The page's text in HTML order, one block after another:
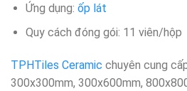
Ứng dụng: ốp lát
Quy cách đóng gói: 11 viên/hộp
TPHTiles Ceramic chuyên cung
300x300mm, 300x600mm,